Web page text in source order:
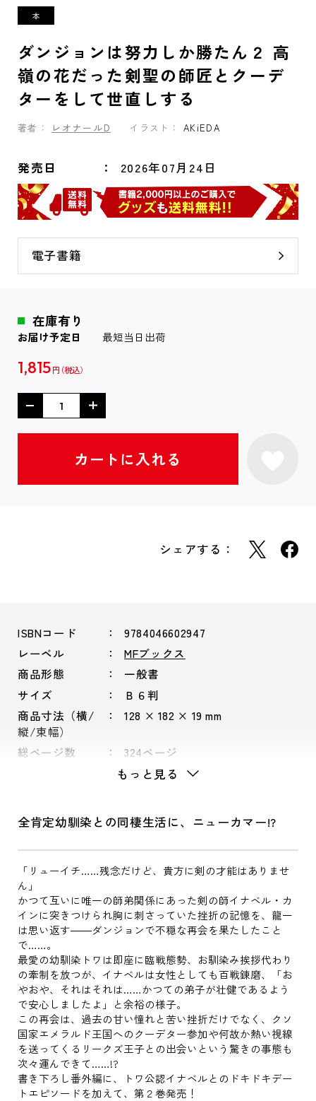
ダンジョンは努力しか勝たん２ 高
嶺の花だった剣聖の師匠とクーデ
ターをして世直しする
著者： レオナールD イラスト： AKiEDA
発売日 2026年07月24日
電子書籍
在庫有り
お届け予定日 最短当日出荷
1,815 円
シェアする：
ISBNコード
9784046602947
レーベル
MFブックス
商品形態
一般書
サイズ
Ｂ６判
商品寸法（横/
縦/束幅）
128 × 182 × 19 mm
総ページ数 324ページ
もっと見る
全肯定幼馴染との同棲生活に、ニューカマー!?
「リューイチ……残念だけど、貴方に剣の才能はありませ
ん」
かつて互いに唯一の師弟関係にあった剣の師イナベル・カ
インに突きつけられ胸に刺さっていた挫折の記憶を、龍一
は思い返す――ダンジョンで不穏な再会を果たしたこと
で……。
最愛の幼馴染トワは即座に臨戦態勢、お馴染み挨拶代わり
の牽制を放つが、イナベルは女性としても百戦錬磨、「お
やおや、それはそれは……かつての弟子が壮健であるよう
で安心しましたよ」と余裕の様子。
この再会は、過去の甘い憧れと苦い挫折だけでなく、クソ
国家エメラルド王国へのクーデター参加や何故か熱い視線
を送ってくるリークズ王子との出会いという驚きの事態も
次々運んできて……!?
書き下ろし番外編に、トワ公認イナベルとのドキドキデー
トエピソードを加えて、第２巻発売！